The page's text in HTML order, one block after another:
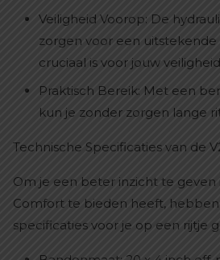
Veiligheid Voorop: De
zorgen voor een
cruciaal is voor jouw
Praktisch Bereik: Met een
kun je zonder zorgen lange
Technische Specificaties van de
Om je een beter inzicht te geven
Comfort te bieden heeft,
specificaties voor je op een rijtje